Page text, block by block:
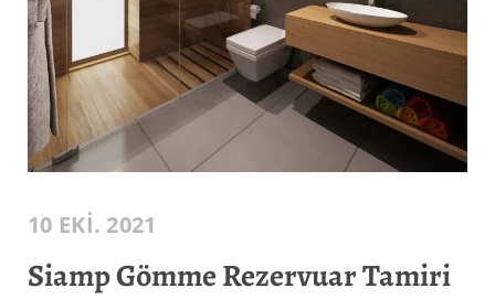
10 EKI. 2021
Siamp Gömme Rezervuar Tamiri